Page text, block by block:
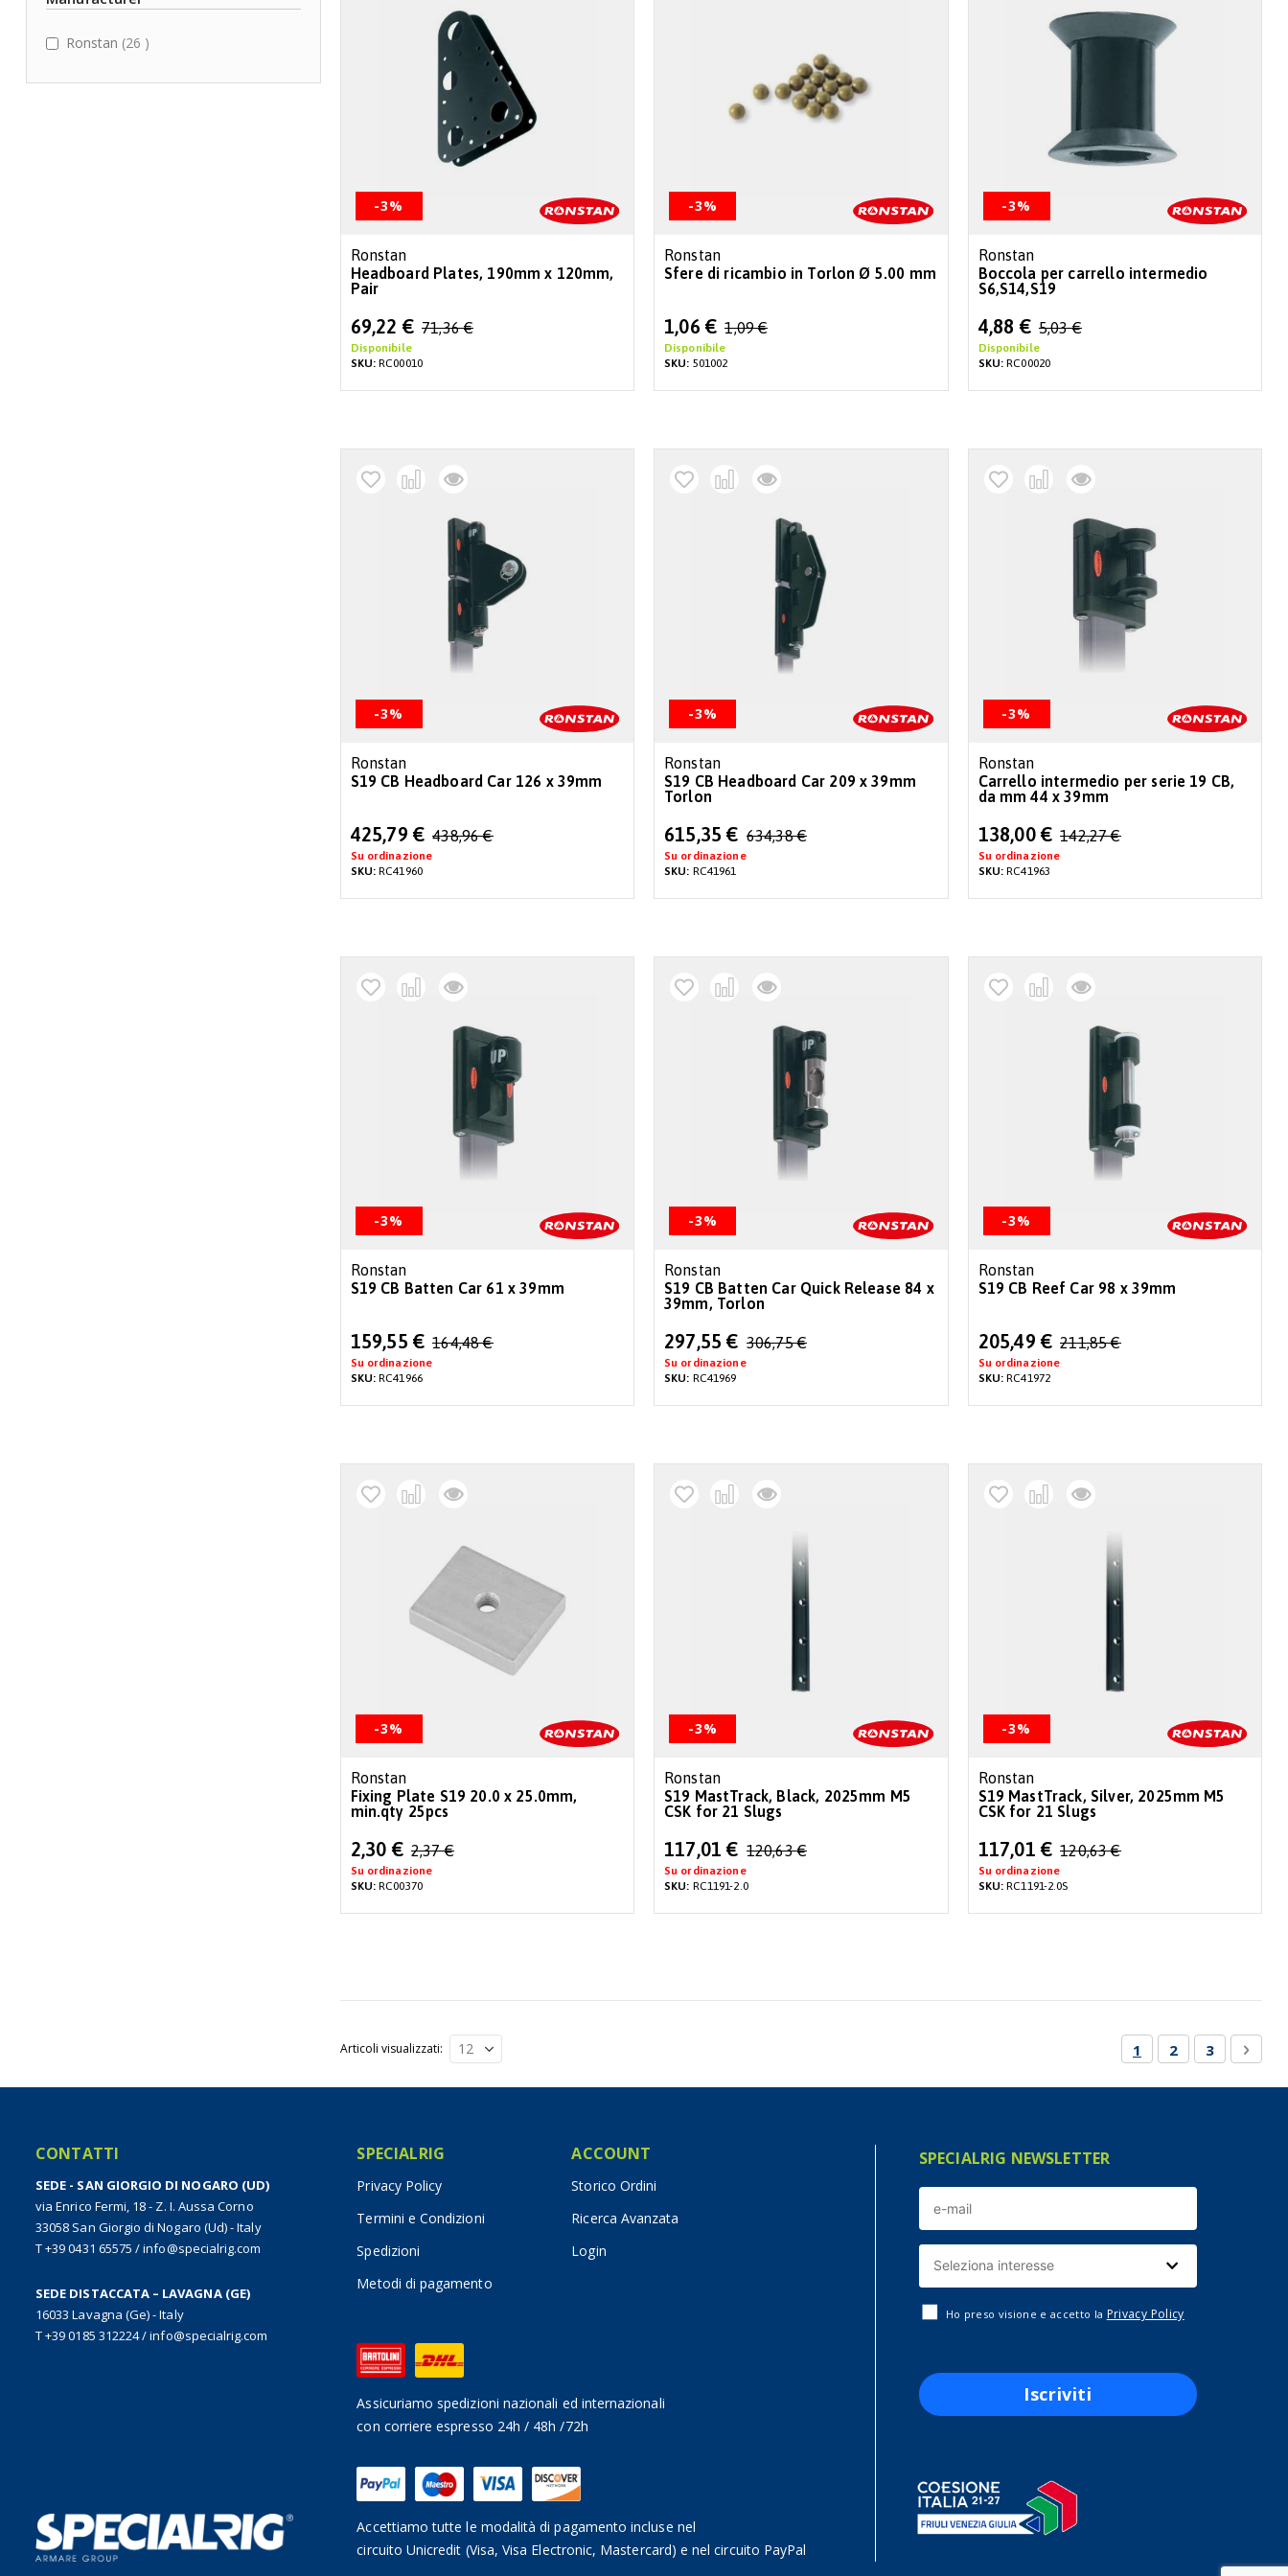
-3%
Ronstan
Headboard Plates, 190mm x 120mm,
Pair
Special
Price
69,22 € 71,36 €
Disponibile
SKU:RC00010
-3%
Ronstan
Sfere di ricambio in Torlon Ø 5.00 mm
Special
Price
1,06 € 1,09 €
Disponibile
SKU: 501002
-3%
Ronstan
Boccola per carrello intermedio
S6,S14,S19
Special
Price
4,88 € 5,03 €
Disponibile
SKU:RC00020
-3%
Ronstan
S19 CB Headboard Car 126 x 39mm
Special
Price
425,79 € 438,96 €
Su ordinazione
SKU:RC41960
-3%
Ronstan
S19 CB Headboard Car 209 x 39mm
Torlon
Special
Price
615,35 € 634,38 €
Su ordinazione
SKU: RC41961
-3%
Ronstan
Carrello intermedio per serie 19 CB,
da mm 44 x 39mm
Special
Price
138,00 € 142,27 €
Su ordinazione
SKU:RC41963
-3%
Ronstan
S19 CB Batten Car 61 x 39mm
Special
Price
159,55 € 164,48 €
Su ordinazione
SKU:RC41966
-3%
Ronstan
S19 CB Batten Car Quick Release 84 x
39mm, Torlon
Special
Price
297,55 € 306,75 €
Su ordinazione
SKU: RC41969
-3%
Ronstan
S19 CB Reef Car 98 x 39mm
Special
Price
205,49 € 211,85 €
Su ordinazione
SKU:RC41972
-3%
Ronstan
Fixing Plate S19 20.0 x 25.0mm,
min.qty 25pcs
Special
Price
2,30 € 2,37 €
Su ordinazione
SKU:RC00370
-3%
Ronstan
S19 MastTrack, Black, 2025mm M5
CSK for 21 Slugs
Special
Price
117,01 € 120,63 €
Su ordinazione
SKU: RC1191-2.0
-3%
Ronstan
S19 MastTrack, Silver, 2025mm M5
CSK for 21 Slugs
Special
Price
117,01 € 120,63 €
Su ordinazione
SKU:RC1191-2.0S
Pagina
Attualmente stai
1 Pagina
2 Pagina
3
Articoli visualizzati
Ronstan 26 items
CONTATTI
SEDE - SAN GIORGIO DI NOGARO (UD)
via Enrico Fermi, 18 - Z. I. Aussa Corno
33058 San Giorgio di Nogaro (Ud) - Italy
T +39 0431 65575 /info@specialrig.com
SEDE DISTACCATA – LAVAGNA (GE)
16033 Lavagna (Ge) - Italy
T +39 0185 312224/info@specialrig.com
SPECIALRIG
Privacy Policy
Termini e Condizioni
Spedizioni
Metodi di pagamento
ACCOUNT
Storico Ordini
Ricerca Avanzata
Login
Assicuriamo spedizioni nazionali ed internazionali
con corriere espresso 24h / 48h /72h
Accettiamo tutte le modalità di pagamento incluse nel
circuito Unicredit (Visa, Visa Electronic, Mastercard) e nel circuito PayPal
SPECIALRIG NEWSLETTER
Ho preso visione e accetto la Privacy Policy
Iscriviti